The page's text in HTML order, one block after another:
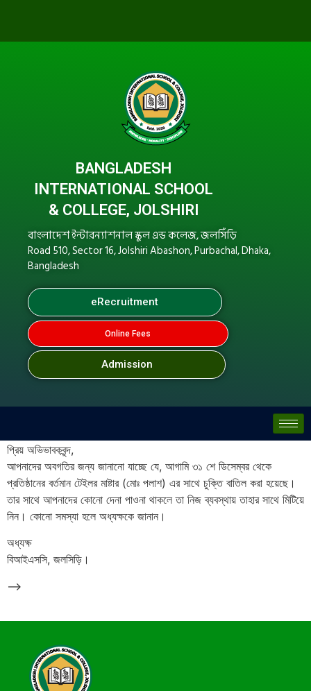
BANGLADESH
INTERNATIONAL SCHOOL
& COLLEGE, JOLSHIRI
বাংলাদেশ ইন্টারন্যাশনাল স্কুল এন্ড কলেজ, জলসিঁড়ি
Road 510, Sector 16, Jolshiri Abashon, Purbachal, Dhaka,
Bangladesh
eRecruitment
Online Fees
Admission
প্রিয় অভিভাবকবৃন্দ,
আপনাদের অবগতির জন্য জানানো যাচ্ছে যে, আগামি ৩১ শে ডিসেম্বর থেকে
প্রতিষ্ঠানের বর্তমান টেইলর মাষ্টার (মোঃ পলাশ) এর সাথে চুক্তি বাতিল করা হয়েছে।
তার সাথে আপনাদের কোনো দেনা পাওনা থাকলে তা নিজ ব্যবস্থায় তাহার সাথে মিটিয়ে
নিন। কোনো সমস্যা হলে অধ্যক্ষকে জানান।
অধ্যক্ষ
বিআইএসসি, জলসিড়ি।
-->